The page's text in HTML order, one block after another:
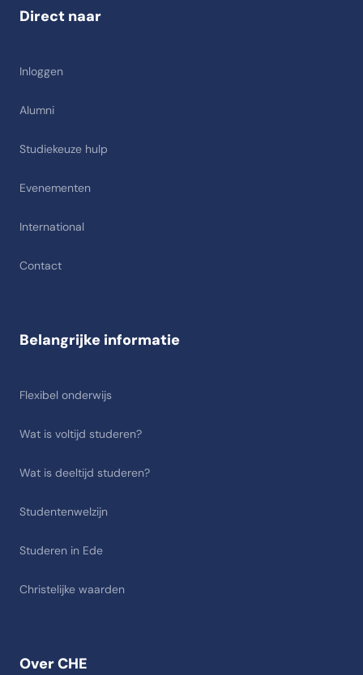
Direct naar
Inloggen
Alumni
Studiekeuze hulp
Evenementen
International
Contact
Over CHE
Belangrijke informatie
Flexibel onderwijs
Wat is voltijd studeren?
Wat is deeltijd studeren?
Studentenwelzijn
Studeren in Ede
Christelijke waarden